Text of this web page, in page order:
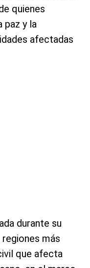
quienes
paz y la
afectadas
durante su
regiones más
que afecta